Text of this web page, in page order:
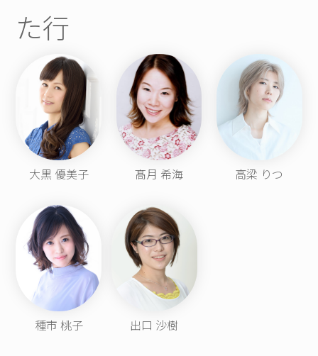
た行
大黒 優美子 髙月 希海 高梁 りつ
種市 桃子 出口 沙樹